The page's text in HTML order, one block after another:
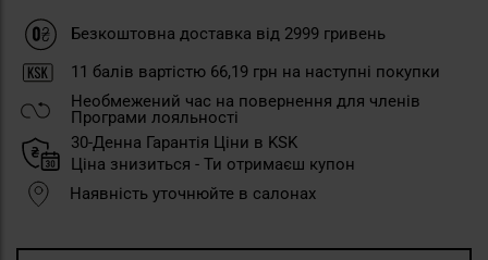
Безкоштовна доставка від 2999 гривень
11 балів вартістю 66,19 грн на наступні покупки
Необмежений час на повернення для членів
Програми лояльності
30-Денна Гарантія Ціни в KSK
Ціна знизиться - Ти отримаєш купон
Наявність уточнюйте в салонах